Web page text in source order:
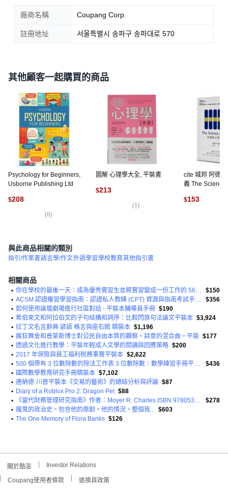
廠商名稱 Coupang Corp.
註冊地址 서울특별시 송파구 송파대로 570
其他顧客一起購買的商品
Psychology for Beginners,
Usborne Publishing Ltd
$208
(6)
圖解 心理學大全, 平裝書
$213
(1)
cite 城邦 阿德
義 The Science
$153
與此商品相關的類別
指引/作業書語言學/作文外語學習學校教育其他指引書
相關商品
•
$150
•
$356
• 如何使用論壇劇場進行社區對話 - 平裝本輔導員手冊 $190
• 希伯來文和阿拉伯文的子句結構和詞序：比較閃族句法論文平裝本 $3,924
• 拉丁文名言辭典 諺語 格言與座右銘 精裝本 $1,196
• 瘋狂舞會和普萊斯博士對公民自由本質的觀察。詩意的混合曲。平裝 $177
• 透過文化進行教學：平裝年輕成人文學的閱讀與回應策略 $200
• 2017 年保險與員工福利稅務事實平裝本 $2,622
•
$436
• 國際數學教育研究手冊精裝本 $7,102
• 唐納德·川普平裝本《交易的藝術》的總結分析與評論 $87
• Diary of a Roblox Pro 2: Dragon Pet $88
•
$278
• 魔鬼的政治史。包含他的原創。他的情況。整個我...
$603
• The One Memory of Flora Banks $126
關於酷澎 Investor Relations
Coupang使用者條款 退換貨政策